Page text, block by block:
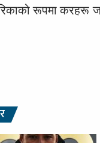
रूपमा करहरू